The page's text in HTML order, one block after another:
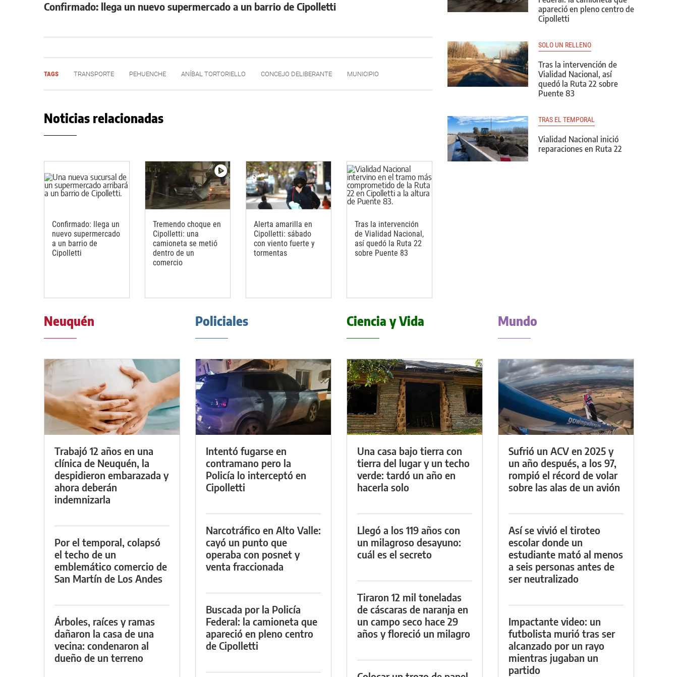
Confirmado: llega un nuevo supermercado a un barrio de Cipolletti
TAGS TRANSPORTE PEHUENCHE ANÍBAL TORTORIELLO CONCEJO DELIBERANTE MUNICIPIO
Noticias relacionadas
Confirmado: llega un
nuevo supermercado
a un barrio de
Cipolletti
Tremendo choque en
Cipolletti: una
camioneta se metió
dentro de un
comercio
Alerta amarilla en
Cipolletti: sábado
con viento fuerte y
tormentas
Tras la intervención
de Vialidad Nacional,
así quedó la Ruta 22
sobre Puente 83
apareció en pleno centro de
Cipolletti
SOLO UN RELLENO
Tras la intervención de
Vialidad Nacional, así
quedó la Ruta 22 sobre
Puente 83
TRAS EL TEMPORAL
Vialidad Nacional inició
reparaciones en Ruta 22
Neuquén
Trabajó 12 años en una
clínica de Neuquén, la
despidieron embarazada y
ahora deberán
indemnizarla
Por el temporal, colapsó
el techo de un
emblemático comercio de
San Martín de Los Andes
Árboles, raíces y ramas
dañaron la casa de una
vecina: condenaron al
dueño de un terreno
Policiales
Intentó fugarse en
contramano pero la
Policía lo interceptó en
Cipolletti
Narcotráfico en Alto Valle:
cayó un punto que
operaba con posnet y
venta fraccionada
Buscada por la Policía
Federal: la camioneta que
apareció en pleno centro
de Cipolletti
Ciencia y Vida
Una casa bajo tierra con
tierra del lugar y un techo
verde: tardó un año en
hacerla solo
Llegó a los 119 años con
un milagroso desayuno:
cuál es el secreto
Tiraron 12 mil toneladas
de cáscaras de naranja en
un campo seco hace 29
años y floreció un milagro
Mundo
Sufrió un ACV en 2025 y
un año después, a los 97,
rompió el récord de volar
sobre las alas de un avión
Así se vivió el tiroteo
escolar donde un
estudiante mató al menos
a seis personas antes de
ser neutralizado
Impactante video: un
futbolista murió tras ser
alcanzado por un rayo
mientras jugaban un
partido